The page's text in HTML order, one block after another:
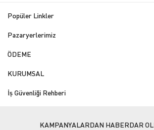
Popüler Linkler
Pazaryerlerimiz
ÖDEME
KURUMSAL
İş Güvenliği Rehberi
KAMPANYALARDAN HABERDAR